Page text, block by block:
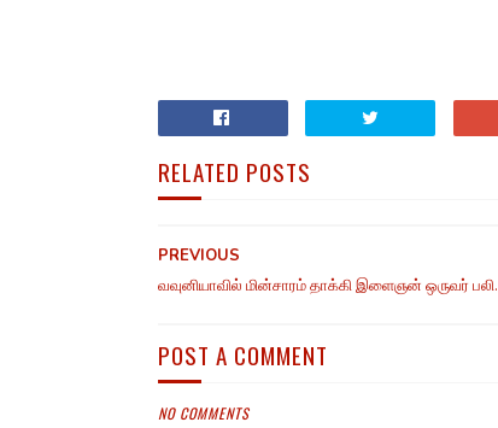
RELATED POSTS
PREVIOUS
வவுனியாவில் மின்சாரம் தாக்கி இளைஞன் ஒருவர் பலி.
POST A COMMENT
NO COMMENTS